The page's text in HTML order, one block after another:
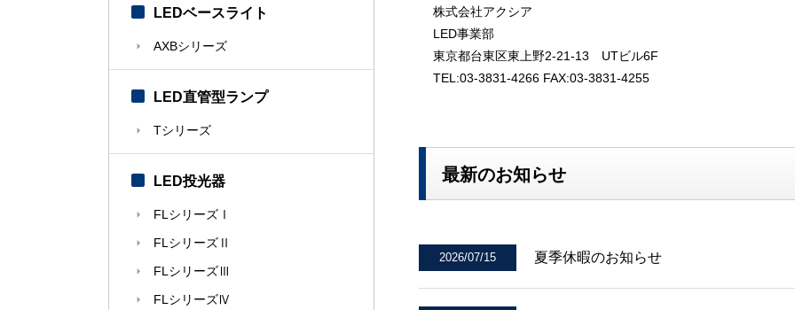
株式会社アクシア
LED事業部
東京都台東区東上野2-21-13 UTビル6F
TEL:03-3831-4266 FAX:03-3831-4255
最新のお知らせ
2026/07/15 夏季休暇のお知らせ
LEDベースライト
AXBシリーズ
LED直管型ランプ
Tシリーズ
LED投光器
FLシリーズⅠ
FLシリーズⅡ
FLシリーズⅢ
FLシリーズⅣ